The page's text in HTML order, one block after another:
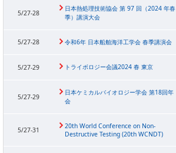
5/27-28
日本熱処理技術協会 第 97 回（2024 年春
季）講演大会
5/27-28 令和6年 日本船舶海洋工学会 春季講演会
5/27-29 トライボロジー会議2024 春 東京
5/27-29
⽇本ケミカルバイオロジー学会 第18回年
会
5/27-31
20th World Conference on Non-
Destructive Testing (20th WCNDT)